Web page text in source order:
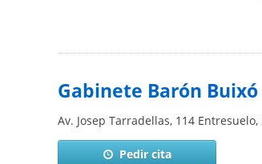
Gabinete Barón Buixó
Av. Josep Tarradellas, 114 Entresuelo,
Pedir cita